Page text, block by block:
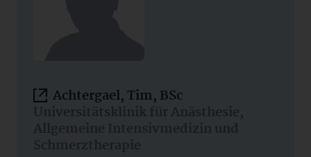
Achtergael, Tim, BSc
Universitätsklinik für Anästhesie,
Allgemeine Intensivmedizin und
Schmerztherapie